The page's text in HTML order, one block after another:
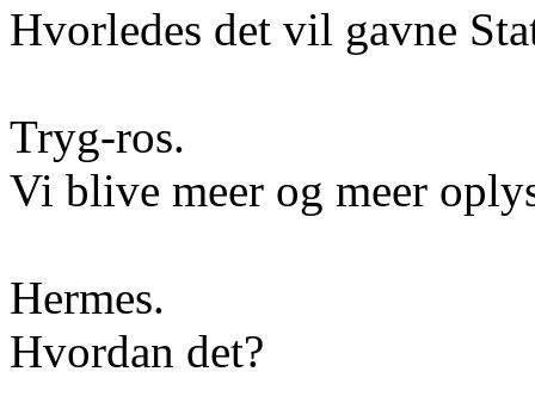
Hvorledes det vil gavne
Tryg-ros.
Vi blive meer og meer
Hermes.
Hvordan det?